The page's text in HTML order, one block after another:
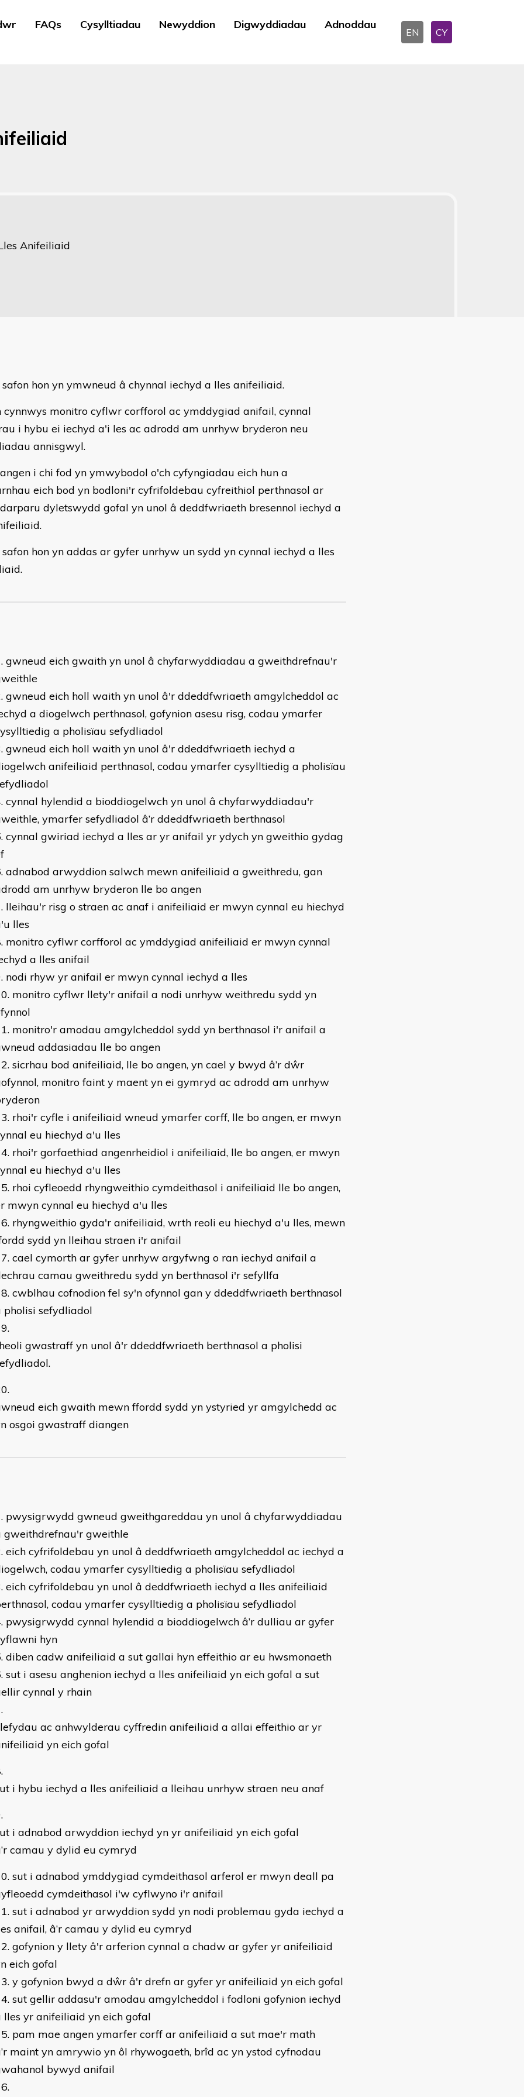
FAQs Cysylltiadau Newyddion Digwyddiadau Adnoddau
EN CY
Anifeiliaid
hon yn ymwneud â chynnal iechyd a lles anifeiliaid.
cynnwys monitro cyflwr corfforol ac ymddygiad anifail, cynnal
i hybu ei iechyd a'i les ac adrodd am unrhyw bryderon neu
annisgwyl.
i chi fod yn ymwybodol o'ch cyfyngiadau eich hun a
eich bod yn bodloni'r cyfrifoldebau cyfreithiol perthnasol ar
dyletswydd gofal yn unol â deddfwriaeth bresennol iechyd a
hon yn addas ar gyfer unrhyw un sydd yn cynnal iechyd a lles
gwneud eich gwaith yn unol â chyfarwyddiadau a gweithdrefnau'r
gwneud eich holl waith yn unol â'r ddeddfwriaeth amgylcheddol ac
a diogelwch perthnasol, gofynion asesu risg, codau ymarfer
a pholisïau sefydliadol
gwneud eich holl waith yn unol â'r ddeddfwriaeth iechyd a
anifeiliaid perthnasol, codau ymarfer cysylltiedig a pholisïau
cynnal hylendid a bioddiogelwch yn unol â chyfarwyddiadau'r
ymarfer sefydliadol â’r ddeddfwriaeth berthnasol
cynnal gwiriad iechyd a lles ar yr anifail yr ydych yn gweithio gydag
adnabod arwyddion salwch mewn anifeiliaid a gweithredu, gan
am unrhyw bryderon lle bo angen
lleihau'r risg o straen ac anaf i anifeiliaid er mwyn cynnal eu hiechyd
lles
monitro cyflwr corfforol ac ymddygiad anifeiliaid er mwyn cynnal
a lles anifail
nodi rhyw yr anifail er mwyn cynnal iechyd a lles
monitro cyflwr llety'r anifail a nodi unrhyw weithredu sydd yn
monitro'r amodau amgylcheddol sydd yn berthnasol i'r anifail a
addasiadau lle bo angen
sicrhau bod anifeiliaid, lle bo angen, yn cael y bwyd â’r dŵr
monitro faint y maent yn ei gymryd ac adrodd am unrhyw
rhoi'r cyfle i anifeiliaid wneud ymarfer corff, lle bo angen, er mwyn
eu hiechyd a'u lles
rhoi'r gorfaethiad angenrheidiol i anifeiliaid, lle bo angen, er mwyn
eu hiechyd a'u lles
rhoi cyfleoedd rhyngweithio cymdeithasol i anifeiliaid lle bo angen,
mwyn cynnal eu hiechyd a'u lles
rhyngweithio gyda'r anifeiliaid, wrth reoli eu hiechyd a'u lles, mewn
sydd yn lleihau straen i'r anifail
cael cymorth ar gyfer unrhyw argyfwng o ran iechyd anifail a
camau gweithredu sydd yn berthnasol i'r sefyllfa
cwblhau cofnodion fel sy'n ofynnol gan y ddeddfwriaeth berthnasol
pholisi sefydliadol
gwastraff yn unol â'r ddeddfwriaeth berthnasol a pholisi
eich gwaith mewn ffordd sydd yn ystyried yr amgylchedd ac
osgoi gwastraff diangen
pwysigrwydd gwneud gweithgareddau yn unol â chyfarwyddiadau
gweithdrefnau'r gweithle
eich cyfrifoldebau yn unol â deddfwriaeth amgylcheddol ac iechyd a
codau ymarfer cysylltiedig a pholisïau sefydliadol
eich cyfrifoldebau yn unol â deddfwriaeth iechyd a lles anifeiliaid
codau ymarfer cysylltiedig a pholisïau sefydliadol
pwysigrwydd cynnal hylendid a bioddiogelwch â’r dulliau ar gyfer
hyn
diben cadw anifeiliaid a sut gallai hyn effeithio ar eu hwsmonaeth
sut i asesu anghenion iechyd a lles anifeiliaid yn eich gofal a sut
cynnal y rhain
ac anhwylderau cyffredin anifeiliaid a allai effeithio ar yr
yn eich gofal
i hybu iechyd a lles anifeiliaid a lleihau unrhyw straen neu anaf
i adnabod arwyddion iechyd yn yr anifeiliaid yn eich gofal
camau y dylid eu cymryd
sut i adnabod ymddygiad cymdeithasol arferol er mwyn deall pa
cymdeithasol i'w cyflwyno i'r anifail
sut i adnabod yr arwyddion sydd yn nodi problemau gyda iechyd a
anifail, â’r camau y dylid eu cymryd
gofynion y llety â'r arferion cynnal a chadw ar gyfer yr anifeiliaid
eich gofal
y gofynion bwyd a dŵr â'r drefn ar gyfer yr anifeiliaid yn eich gofal
sut gellir addasu'r amodau amgylcheddol i fodloni gofynion iechyd
lles yr anifeiliaid yn eich gofal
pam mae angen ymarfer corff ar anifeiliaid a sut mae'r math
maint yn amrywio yn ôl rhywogaeth, brîd ac yn ystod cyfnodau
bywyd anifail